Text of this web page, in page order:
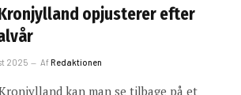
opjusterer efter
2025 AfRedaktionen
kan man se tilbage på et